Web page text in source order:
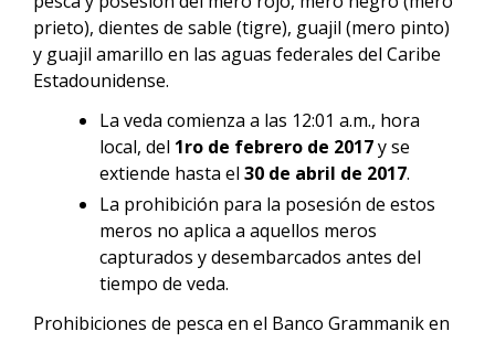
prieto), dientes de sable (tigre), guajil (mero pinto)
y guajil amarillo en las aguas federales del Caribe
Estadounidense.
La veda comienza a las 12:01 a.m., hora
local, del 1ro de febrero de 2017y se
extiende hasta el 30 de abril de 2017.
La prohibición para la posesión de estos
meros no aplica a aquellos meros
capturados y desembarcados antes del
tiempo de veda.
Prohibiciones de pesca en el Banco Grammanik en